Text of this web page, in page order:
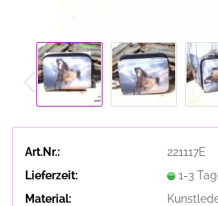
Art.Nr.:
221117E
Lieferzeit:
1-3
Material: